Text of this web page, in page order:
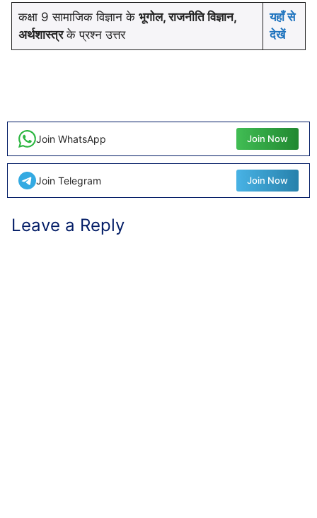
कक्षा 9 सामाजिक विज्ञान के भूगोल, राजनीति विज्ञान,
अर्थशास्त्रके प्रश्न उत्तर
यहाँ से
देखें
Join WhatsApp Join Now
Join Telegram Join Now
Leave a Reply